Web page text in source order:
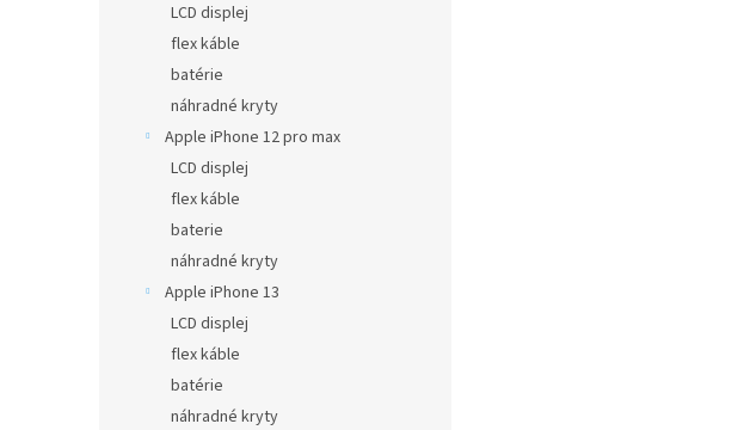
LCD displej
flex káble
batérie
náhradné kryty
Apple iPhone 12 pro max
LCD displej
flex káble
baterie
náhradné kryty
Apple iPhone 13
LCD displej
flex káble
batérie
náhradné kryty